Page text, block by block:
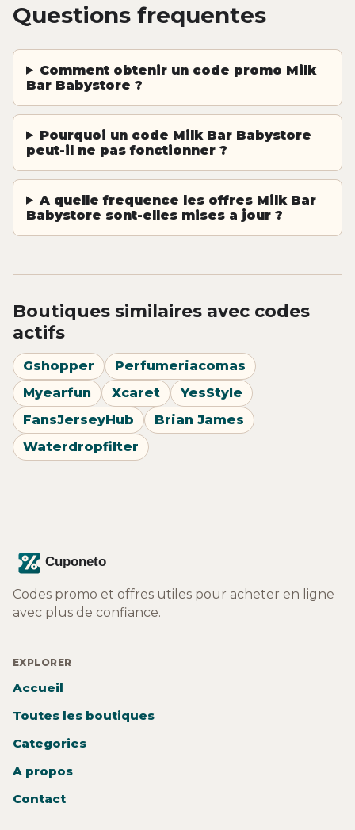
Questions frequentes
Comment obtenir un code promo Milk
Bar Babystore ?
Pourquoi un code Milk Bar Babystore
peut-il ne pas fonctionner ?
A quelle frequence les offres Milk Bar
Babystore sont-elles mises a jour ?
Boutiques similaires avec codes
actifs
Gshopper
Perfumeriacomas
Myearfun
Xcaret
YesStyle
FansJerseyHub
Brian James
Waterdropfilter
Codes promo et offres utiles pour acheter en ligne
avec plus de confiance.
EXPLORER
Accueil
Toutes les boutiques
Categories
A propos
Contact